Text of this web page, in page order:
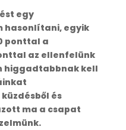
egy
hasonlítani, egyik
ponttal a
az ellenfelünk
higgadtabbnak kell
és
ma a csapat